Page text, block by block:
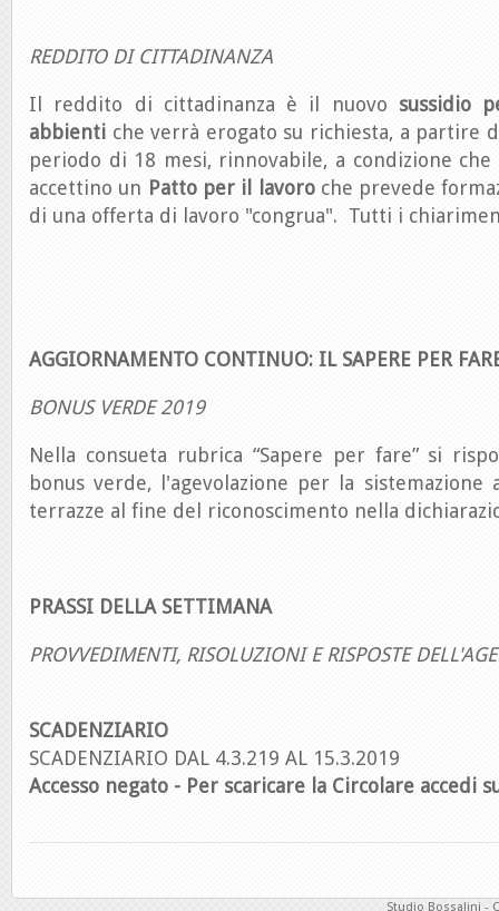
REDDITO DI CITTADINANZA
Il reddito di cittadinanza è il nuovo sussidio
abbienti che verrà erogato su richiesta, a partire
periodo di 18 mesi, rinnovabile, a condizione
accettino un Patto per il lavoroche prevede
di una offerta di lavoro "congrua". Tutti i
AGGIORNAMENTO CONTINUO: IL SAPERE PER
BONUS VERDE 2019
Nella consueta rubrica “Sapere per fare” si
bonus verde, l'agevolazione per la
terrazze al fine del riconoscimento nella
PRASSI DELLA SETTIMANA
PROVVEDIMENTI, RISOLUZIONI E RISPOSTE
SCADENZIARIO
SCADENZIARIO DAL 4.3.219 AL 15.3.2019
Accesso negato - Per scaricare la Circolare accedi
Studio Bossalini -